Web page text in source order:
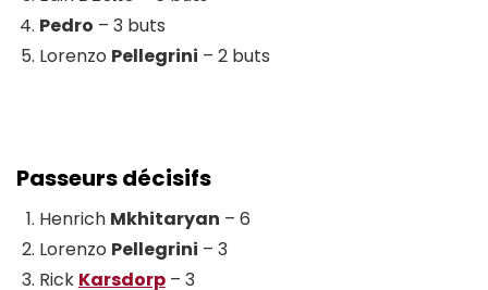
Pedro – 3 buts
Lorenzo Pellegrini – 2 buts
Passeurs décisifs
Henrich Mkhitaryan – 6
Lorenzo Pellegrini – 3
Rick Karsdorp– 3